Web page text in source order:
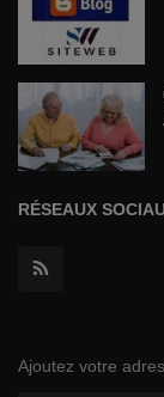
RÉSEAUX
Ajoutez votre